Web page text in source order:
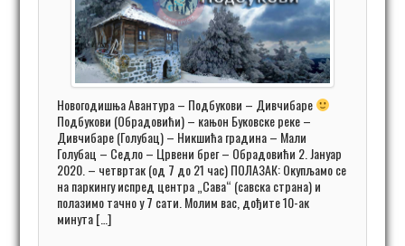
Новогодишња Авантура – Подбукови – Дивчибаре
Подбукови (Обрадовићи) – кањон Буковске реке –
Дивчибаре (Голубац) – Никшића градина – Мали
Голубац – Седло – Црвени брег – Обрадовићи 2. Јануар
2020. – четвртак (од 7 до 21 час) ПОЛАЗАК: Окупљамо се
на паркингу испред центра „Сава“ (савска страна) и
полазимо тачно у 7 сати. Молим вас, дођите 10-ак
минута […]